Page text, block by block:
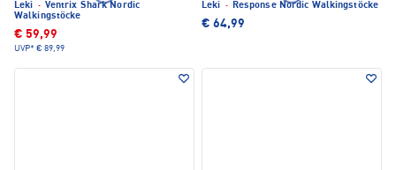
Leki · Ventrix Shark Nordic
Walkingstöcke
€ 59,99
UVP* € 89,99
Leki · Response Nordic Walkingstöcke
€ 64,99